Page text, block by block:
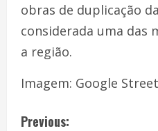
obras de duplicação
considerada uma das
a região.
Imagem: Google
Previous: